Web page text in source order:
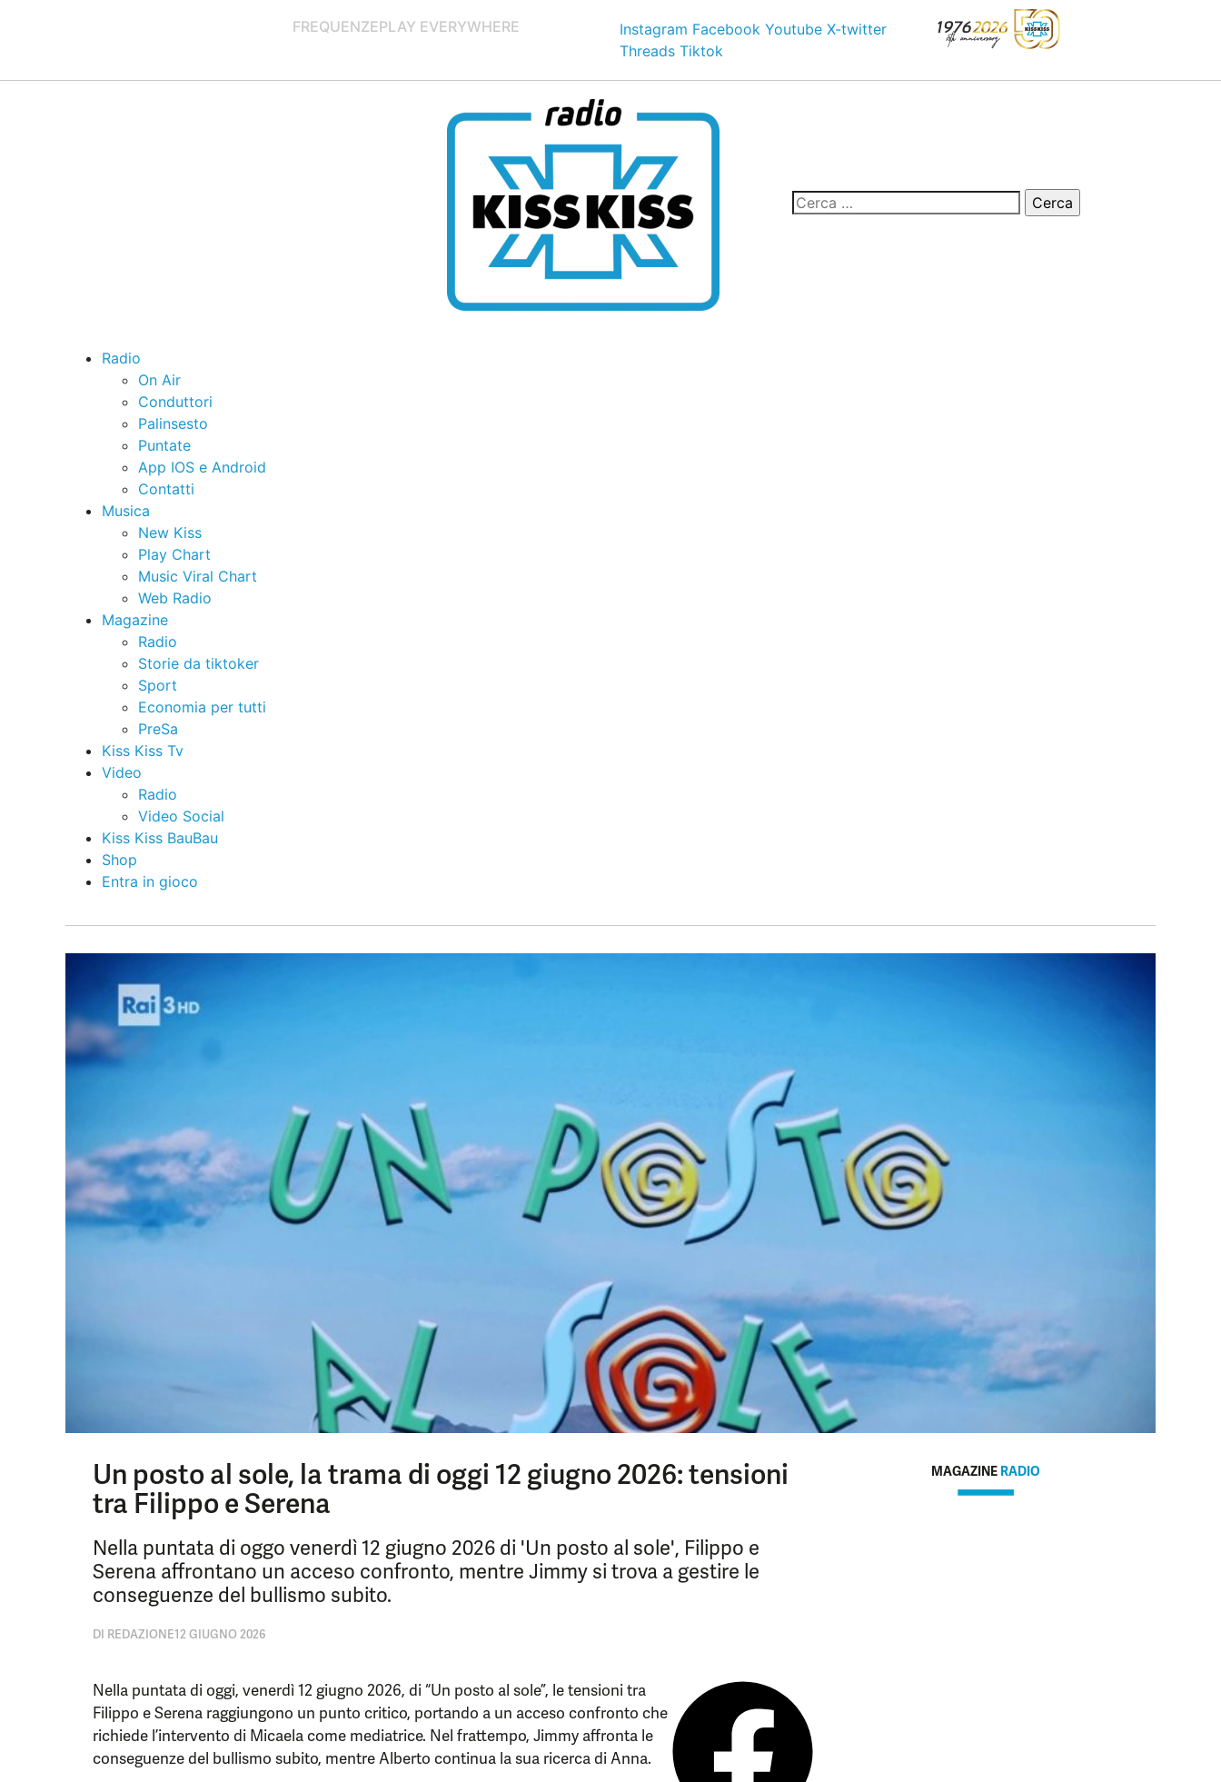
FREQUENZEPLAY EVERYWHERE Instagram Facebook Youtube X-twitter
Threads Tiktok
Radio
On Air
Conduttori
Palinsesto
Puntate
App IOS e Android
Contatti
Musica
New Kiss
Play Chart
Music Viral Chart
Web Radio
Magazine
Radio
Storie da tiktoker
Sport
Economia per tutti
PreSa
Kiss Kiss Tv
Video
Radio
Video Social
Kiss Kiss BauBau
Shop
Entra in gioco
Un posto al sole, la trama di oggi 12 giugno 2026: tensioni
tra Filippo e Serena
Nella puntata di oggo venerdì 12 giugno 2026 di 'Un posto al sole', Filippo e
Serena affrontano un acceso confronto, mentre Jimmy si trova a gestire le
conseguenze del bullismo subito.
DI REDAZIONE12 GIUGNO 2026
Nella puntata di oggi, venerdì 12 giugno 2026, di “Un posto al sole”, le tensioni tra
Filippo e Serena raggiungono un punto critico, portando a un acceso confronto che
richiede l’intervento di Micaela come mediatrice. Nel frattempo, Jimmy affronta le
conseguenze del bullismo subito, mentre Alberto continua la sua ricerca di Anna.
MAGAZINE RADIO